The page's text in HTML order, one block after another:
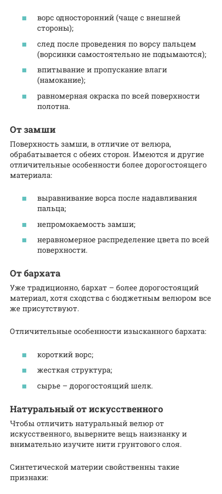
ворс односторонний (чаще с внешней
стороны);
след после проведения по ворсу пальцем
(ворсинки самостоятельно не подымаются);
впитывание и пропускание влаги
(намокание);
равномерная окраска по всей поверхности
полотна.
От замши
Поверхность замши, в отличие от велюра,
обрабатывается с обеих сторон. Имеются и другие
отличительные особенности более дорогостоящего
материала:
выравнивание ворса после надавливания
пальца;
непромокаемость замши;
неравномерное распределение цвета по всей
поверхности.
От бархата
Уже традиционно, бархат – более дорогостоящий
материал, хотя сходства с бюджетным велюром все
же присутствуют.
Отличительные особенности изысканного бархата:
короткий ворс;
жесткая структура;
сырье – дорогостоящий шелк.
Натуральный от искусственного
Чтобы отличить натуральный велюр от
искусственного, выверните вещь наизнанку и
внимательно изучите нити грунтового слоя.
Синтетической материи свойственны такие
признаки: